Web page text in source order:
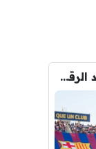
عرض برشلونة يقترب … والسيتي يحدد الرقم النهائي لبيع رودري